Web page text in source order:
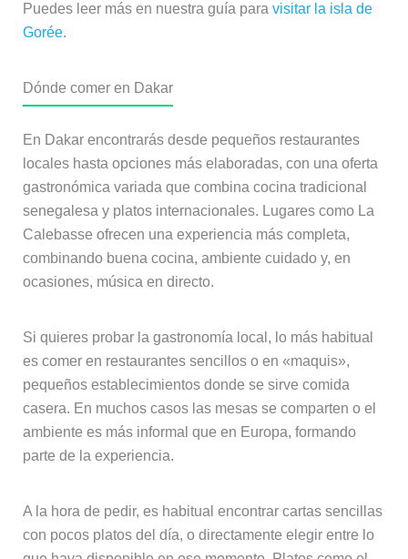
Puedes leer más en nuestra guía para visitar la isla de
Gorée.
Dónde comer en Dakar
En Dakar encontrarás desde pequeños restaurantes
locales hasta opciones más elaboradas, con una oferta
gastronómica variada que combina cocina tradicional
senegalesa y platos internacionales. Lugares como La
Calebasse ofrecen una experiencia más completa,
combinando buena cocina, ambiente cuidado y, en
ocasiones, música en directo.
Si quieres probar la gastronomía local, lo más habitual
es comer en restaurantes sencillos o en «maquis»,
pequeños establecimientos donde se sirve comida
casera. En muchos casos las mesas se comparten o el
ambiente es más informal que en Europa, formando
parte de la experiencia.
A la hora de pedir, es habitual encontrar cartas sencillas
con pocos platos del día, o directamente elegir entre lo